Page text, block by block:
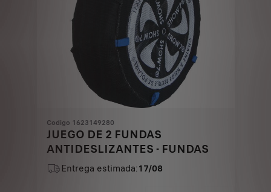
Codigo 1623149280
JUEGO DE 2 FUNDAS
ANTIDESLIZANTES - FUNDAS
Entrega estimada:17/08